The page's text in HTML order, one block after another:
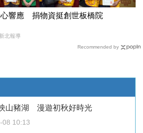
響應 捐物資挺創世板橋院
北報導
Recommended by
映山豬湖 漫遊初秋好時光
08 10:13